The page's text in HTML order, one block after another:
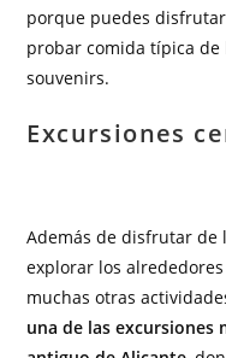
porque puedes
probar comida típica
souvenirs.
Excursiones
Además de disfrutar de
explorar los
muchas otras
una de las excursiones